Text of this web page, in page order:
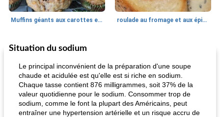
Muffins géants aux carottes et à la banane de Nif roulade au fromage et aux épinards
30
Marques de confiance: recettes et
Situation du sodium
Le principal inconvénient de la préparation d'une soupe
chaude et acidulée est qu'elle est si riche en sodium.
Chaque tasse contient 876 milligrammes, soit 37% de la
valeur quotidienne pour le sodium. Consommer trop de
sodium, comme le font la plupart des Américains, peut
entraîner une hypertension artérielle et un risque accru de